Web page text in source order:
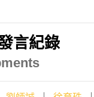
言紀錄